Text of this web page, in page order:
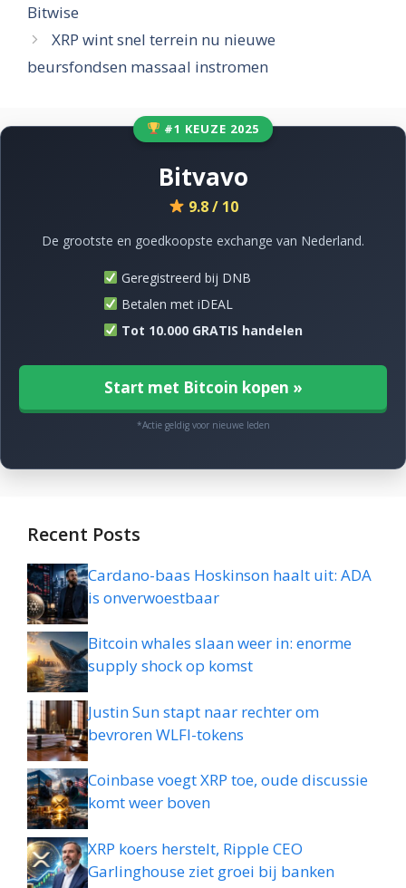
Bitwise
XRP wint snel terrein nu nieuwe
beursfondsen massaal instromen
#1 KEUZE 2025
Bitvavo
9.8 / 10
De grootste en goedkoopste exchange van Nederland.
Geregistreerd bij DNB
Betalen met iDEAL
Tot 10.000 GRATIS handelen
Start met Bitcoin kopen »
*Actie geldig voor nieuwe leden
Recent Posts
Cardano-baas Hoskinson haalt uit: ADA
is onverwoestbaar
Bitcoin whales slaan weer in: enorme
supply shock op komst
Justin Sun stapt naar rechter om
bevroren WLFI-tokens
Coinbase voegt XRP toe, oude discussie
komt weer boven
XRP koers herstelt, Ripple CEO
Garlinghouse ziet groei bij banken